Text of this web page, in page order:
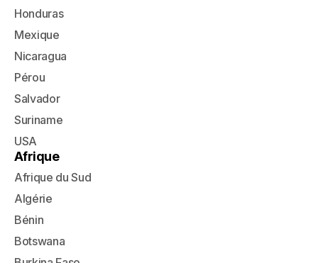
Honduras
Mexique
Nicaragua
Pérou
Salvador
Suriname
USA
Afrique
Afrique du Sud
Algérie
Bénin
Botswana